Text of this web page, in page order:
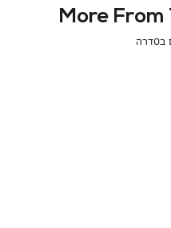
More From
בסדרה